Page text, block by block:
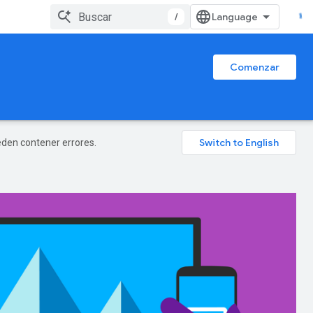
/
Comenzar
contener errores.